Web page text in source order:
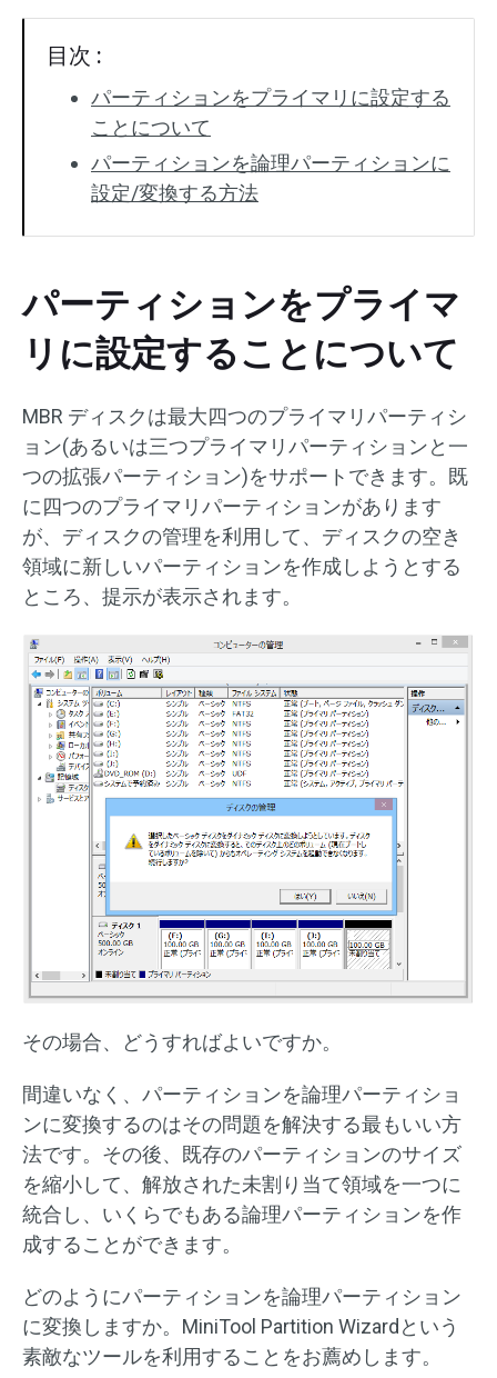
目次 :
パーティションをプライマリに設定する
ことについて
パーティションを論理パーティションに
設定/変換する方法
パーティションをプライマ
リに設定することについて
MBR ディスクは最大四つのプライマリパーティシ
ョン(あるいは三つプライマリパーティションと一
つの拡張パーティション)をサポートできます。既
に四つのプライマリパーティションがあります
が、ディスクの管理を利用して、ディスクの空き
領域に新しいパーティションを作成しようとする
ところ、提示が表示されます。
その場合、どうすればよいですか。
間違いなく、パーティションを論理パーティショ
ンに変換するのはその問題を解決する最もいい方
法です。その後、既存のパーティションのサイズ
を縮小して、解放された未割り当て領域を一つに
統合し、いくらでもある論理パーティションを作
成することができます。
どのようにパーティションを論理パーティション
に変換しますか。MiniTool Partition Wizardという
素敵なツールを利用することをお薦めします。